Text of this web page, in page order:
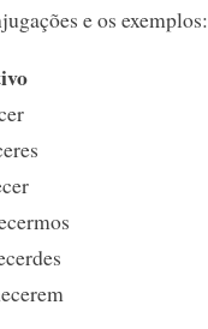
e os exemplos: